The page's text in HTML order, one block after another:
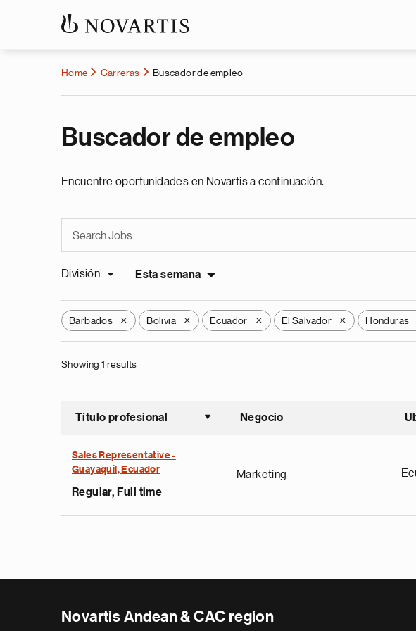
Home Carreras Buscador de empleo
Buscador de empleo
Encuentre oportunidades en Novartis a continuación.
División Esta semana
Barbados X Bolivia X Ecuador X El Salvador X Honduras
Showing 1 results
Título profesional
Ordenar ascendente
Negocio
Sales Representative -
Guayaquil, Ecuador
Regular, Full time
Marketing
Novartis Andean & CAC region